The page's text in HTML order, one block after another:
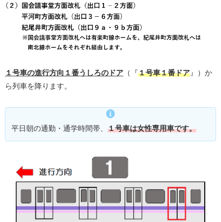
１号車の進行方向１番うしろのドア （『１号車１番ドア 』）か
ら列車を降ります。
平日朝の通勤・通学時間帯、 １号車は女性専用車です。